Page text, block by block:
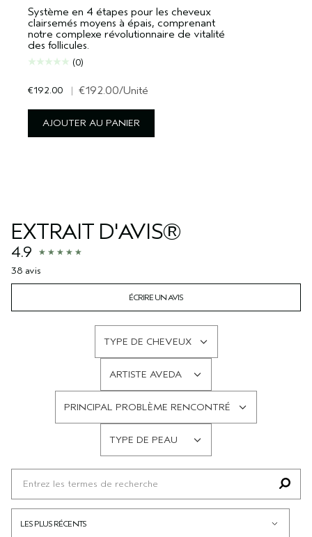
Système en 4 étapes pour les cheveux
clairsemés moyens à épais, comprenant
notre complexe révolutionnaire de vitalité
des follicules.
(0)
€192.00 | €192.00/Unité
AJOUTER AU PANIER
EXTRAIT D'AVIS®
4.9
38 avis
ÉCRIRE UN AVIS
TYPE DE CHEVEUX
ARTISTE AVEDA
PRINCIPAL PROBLÈME RENCONTRÉ
TYPE DE PEAU